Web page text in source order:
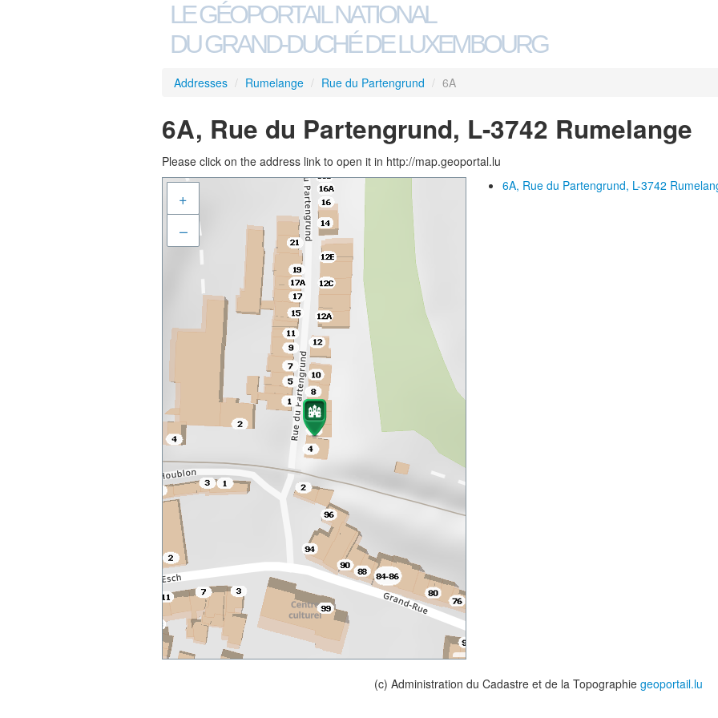
LE GÉOPORTAIL NATIONAL
DU GRAND-DUCHÉ DE LUXEMBOURG
Addresses / Rumelange / Rue du Partengrund / 6A
6A, Rue du Partengrund, L-3742 Rumelange
Please click on the address link to open it in http://map.geoportal.lu
+
–
6A, Rue du Partengrund, L-3742
(c) Administration du Cadastre et de la Topographie geoportail.lu